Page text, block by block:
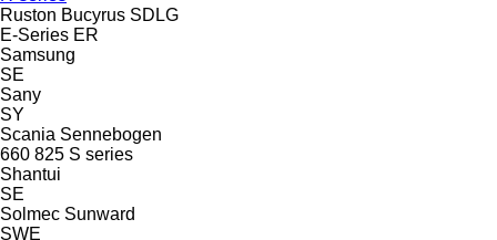
Ruston Bucyrus SDLG
E-Series ER
Samsung
SE
Sany
SY
Scania Sennebogen
660 825 S series
Shantui
SE
Solmec Sunward
SWE